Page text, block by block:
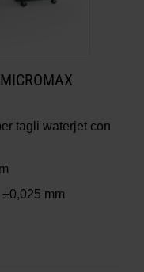
tagli waterjet con
±0,025 mm